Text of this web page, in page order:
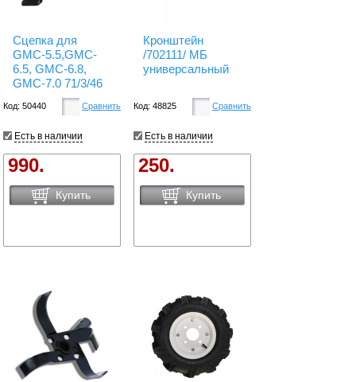
Сцепка для
GMC-5.5,GMC-
6.5, GMC-6.8,
GMC-7.0 71/3/46
Код: 50440 Сравнить
Есть в наличии
990.
Купить
Кронштейн
/702111/ МБ
универсальный
Код: 48825 Сравнить
Есть в наличии
250.
Купить